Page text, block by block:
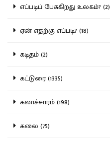
எப்படிப் பேசுகிறது உலகம்? (2)
ஏன் எதற்கு எப்படி? (18)
கடிதம் (2)
கட்டுரை (1335)
கலாச்சாரம் (198)
கலை (75)